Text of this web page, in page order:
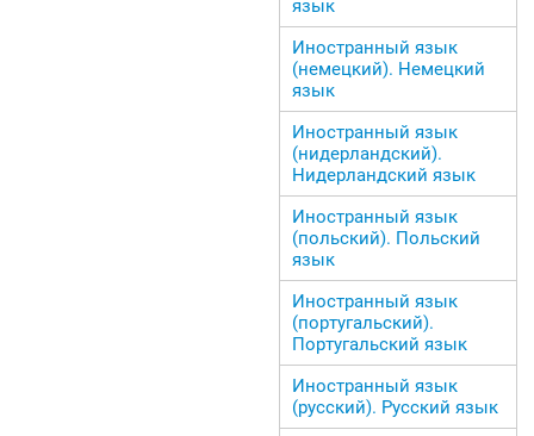
язык
Иностранный язык
(немецкий). Немецкий
язык
Иностранный язык
(нидерландский).
Нидерландский язык
Иностранный язык
(польский). Польский
язык
Иностранный язык
(португальский).
Португальский язык
Иностранный язык
(русский). Русский язык